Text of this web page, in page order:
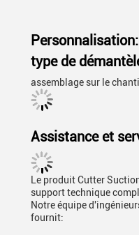
type de
assemblage sur le
Assistance et
Le produit Cutter
support technique
Notre équipe
fournit: